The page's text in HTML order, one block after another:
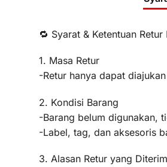
🔁 Syarat & Ketentuan Retur
1. Masa Retur
-Retur hanya dapat
2. Kondisi Barang
-Barang belum digunakan,
-Label, tag, dan aksesoris
3. Alasan Retur yang